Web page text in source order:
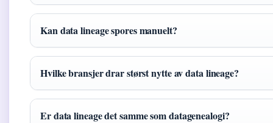
Kan data lineage spores manuelt?
Hvilke bransjer drar størst nytte av data lineage?
Er data lineage det samme som datagenealogi?